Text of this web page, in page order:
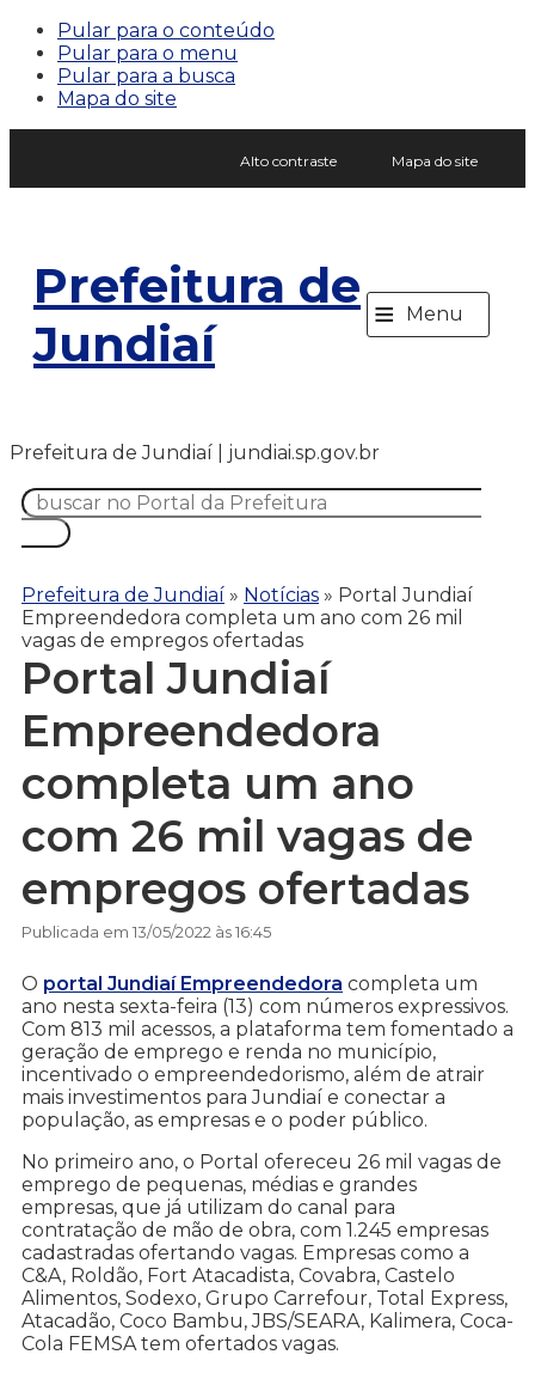
Pular para o conteúdo
Pular para o menu
Pular para a busca
Mapa do site
Alto contraste Mapa do site
Prefeitura de
Jundiaí
≡ Menu
Prefeitura de Jundiaí | jundiai.sp.gov.br
Prefeitura de Jundiaí » Notícias » Portal Jundiaí
Empreendedora completa um ano com 26 mil
vagas de empregos ofertadas
Portal Jundiaí
Empreendedora
completa um ano
com 26 mil vagas de
empregos ofertadas
Publicada em 13/05/2022 às 16:45
O portal Jundiaí Empreendedora completa um
ano nesta sexta-feira (13) com números expressivos.
Com 813 mil acessos, a plataforma tem fomentado a
geração de emprego e renda no município,
incentivado o empreendedorismo, além de atrair
mais investimentos para Jundiaí e conectar a
população, as empresas e o poder público.
No primeiro ano, o Portal ofereceu 26 mil vagas de
emprego de pequenas, médias e grandes
empresas, que já utilizam do canal para
contratação de mão de obra, com 1.245 empresas
cadastradas ofertando vagas. Empresas como a
C&A, Roldão, Fort Atacadista, Covabra, Castelo
Alimentos, Sodexo, Grupo Carrefour, Total Express,
Atacadão, Coco Bambu, JBS/SEARA, Kalimera, Coca-
Cola FEMSA tem ofertados vagas.